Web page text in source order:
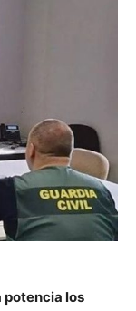
potencia los